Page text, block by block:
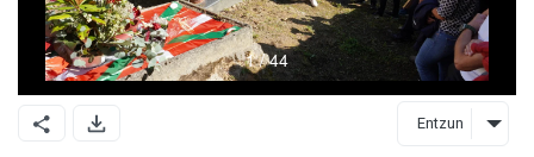
Entzun